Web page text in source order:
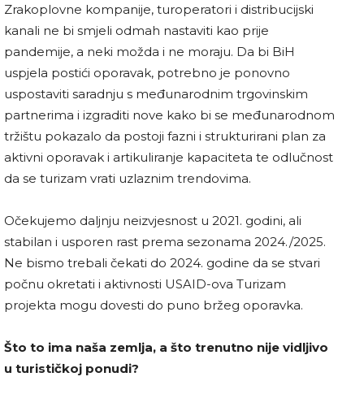
Zrakoplovne kompanije, turoperatori i distribucijski
kanali ne bi smjeli odmah nastaviti kao prije
pandemije, a neki možda i ne moraju. Da bi BiH
uspjela postići oporavak, potrebno je ponovno
uspostaviti saradnju s međunarodnim trgovinskim
partnerima i izgraditi nove kako bi se međunarodnom
tržištu pokazalo da postoji fazni i strukturirani plan za
aktivni oporavak i artikuliranje kapaciteta te odlučnost
da se turizam vrati uzlaznim trendovima.
Očekujemo daljnju neizvjesnost u 2021. godini, ali
stabilan i usporen rast prema sezonama 2024./2025.
Ne bismo trebali čekati do 2024. godine da se stvari
počnu okretati i aktivnosti USAID-ova Turizam
projekta mogu dovesti do puno bržeg oporavka.
Što to ima naša zemlja, a što trenutno nije vidljivo
u turističkoj ponudi?